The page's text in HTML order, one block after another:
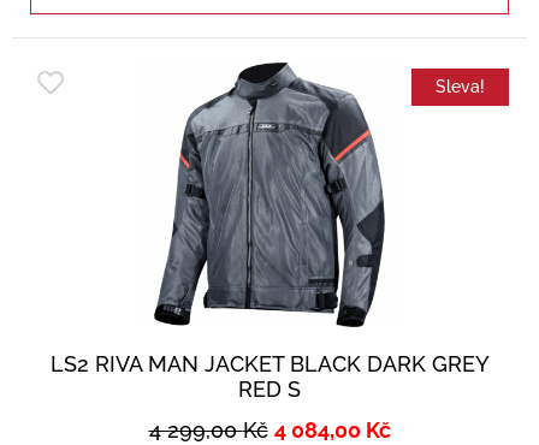
Sleva!
LS2 RIVA MAN JACKET BLACK DARK GREY
RED S
4 299,00Kč 4 084,00 Kč